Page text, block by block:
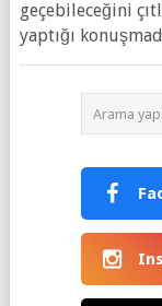
geçebileceğini
yaptığı